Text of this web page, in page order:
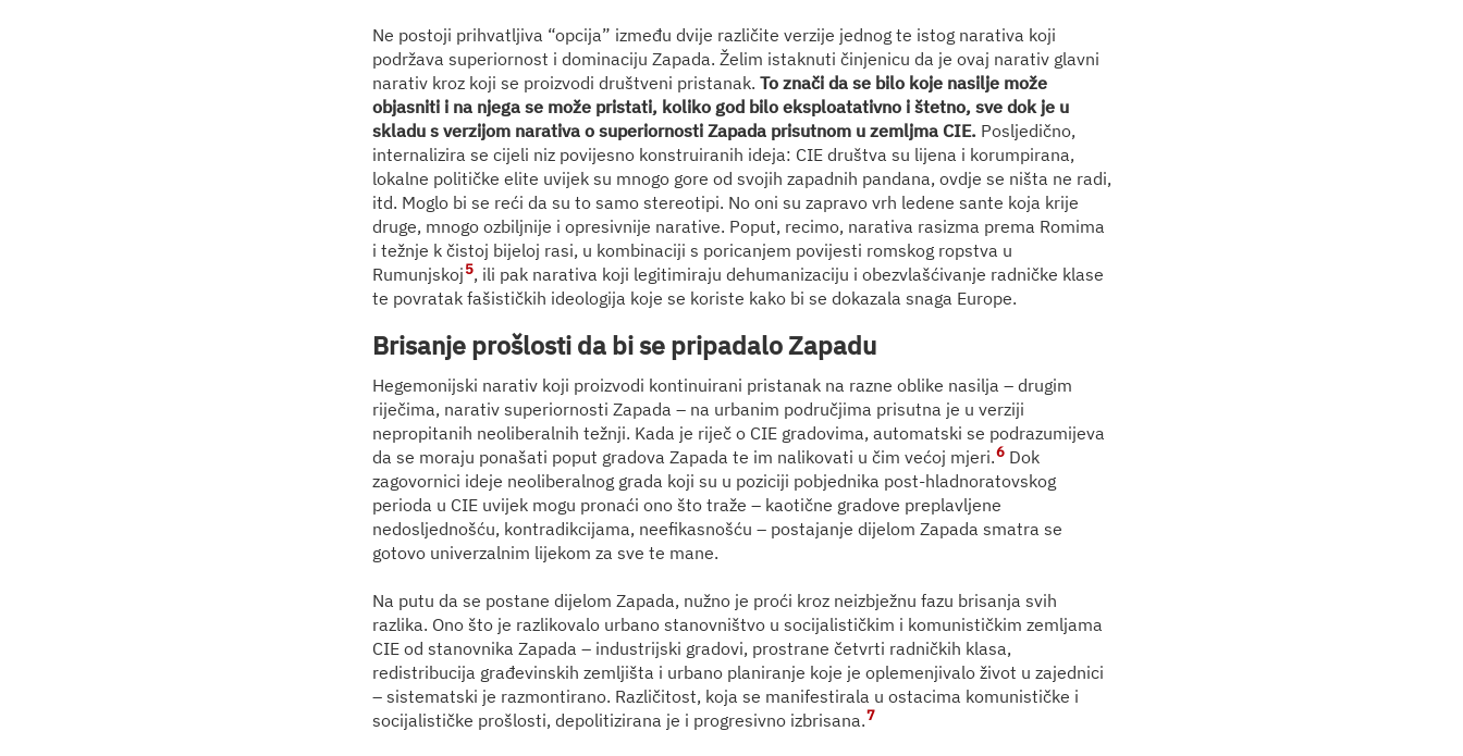
Ne postoji prihvatljiva “opcija” između dvije različite verzije jednog te istog narativa koji
podržava superiornost i dominaciju Zapada. Želim istaknuti činjenicu da je ovaj narativ glavni
narativ kroz koji se proizvodi društveni pristanak. To znači da se bilo koje nasilje može
objasniti i na njega se može pristati, koliko god bilo eksploatativno i štetno, sve dok je u
skladu s verzijom narativa o superiornosti Zapada prisutnom u zemljma CIE. Posljedično,
internalizira se cijeli niz povijesno konstruiranih ideja: CIE društva su lijena i korumpirana,
lokalne političke elite uvijek su mnogo gore od svojih zapadnih pandana, ovdje se ništa ne radi,
itd. Moglo bi se reći da su to samo stereotipi. No oni su zapravo vrh ledene sante koja krije
druge, mnogo ozbiljnije i opresivnije narative. Poput, recimo, narativa rasizma prema Romima
i težnje k čistoj bijeloj rasi, u kombinaciji s poricanjem povijesti romskog ropstva u
Rumunjskoj5, ili pak narativa koji legitimiraju dehumanizaciju i obezvlašćivanje radničke klase
te povratak fašističkih ideologija koje se koriste kako bi se dokazala snaga Europe.
Brisanje prošlosti da bi se pripadalo Zapadu
Hegemonijski narativ koji proizvodi kontinuirani pristanak na razne oblike nasilja – drugim
riječima, narativ superiornosti Zapada – na urbanim područjima prisutna je u verziji
nepropitanih neoliberalnih težnji. Kada je riječ o CIE gradovima, automatski se podrazumijeva
da se moraju ponašati poput gradova Zapada te im nalikovati u čim većoj mjeri.6Dok
zagovornici ideje neoliberalnog grada koji su u poziciji pobjednika post-hladnoratovskog
perioda u CIE uvijek mogu pronaći ono što traže – kaotične gradove preplavljene
nedosljednošću, kontradikcijama, neefikasnošću – postajanje dijelom Zapada smatra se
gotovo univerzalnim lijekom za sve te mane.
Na putu da se postane dijelom Zapada, nužno je proći kroz neizbježnu fazu brisanja svih
razlika. Ono što je razlikovalo urbano stanovništvo u socijalističkim i komunističkim zemljama
CIE od stanovnika Zapada – industrijski gradovi, prostrane četvrti radničkih klasa,
redistribucija građevinskih zemljišta i urbano planiranje koje je oplemenjivalo život u zajednici
– sistematski je razmontirano. Različitost, koja se manifestirala u ostacima komunističke i
socijalističke prošlosti, depolitizirana je i progresivno izbrisana.7